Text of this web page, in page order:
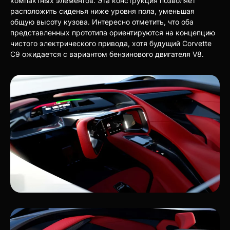
расположить сиденья ниже уровня пола, уменьшая
общую высоту кузова. Интересно отметить, что оба
представленных прототипа ориентируются на концепцию
чистого электрического привода, хотя будущий Corvette
C9 ожидается с вариантом бензинового двигателя V8.